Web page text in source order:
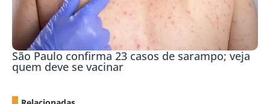
São Paulo confirma 23 casos de sarampo; veja
quem deve se vacinar